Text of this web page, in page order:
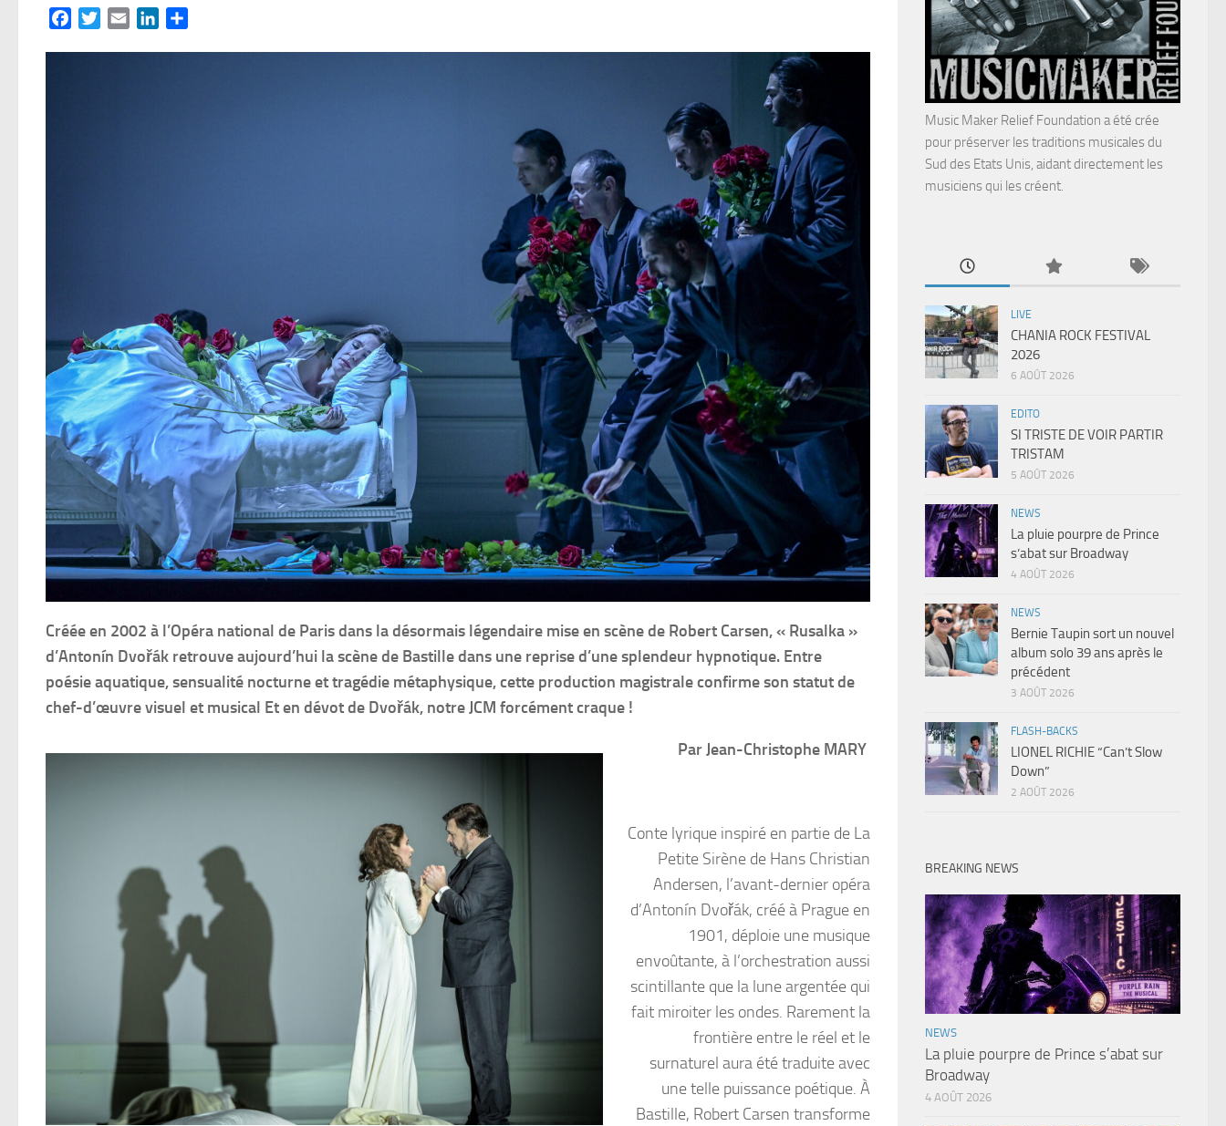
FacebookTwitterEmail LinkedIn
Créée en 2002 à l’Opéra national de Paris dans la désormais légendaire mise en scène de Robert Carsen, « Rusalka »
d’Antonín Dvořák retrouve aujourd’hui la scène de Bastille dans une reprise d’une splendeur hypnotique. Entre
poésie aquatique, sensualité nocturne et tragédie métaphysique, cette production magistrale confirme son statut de
chef-d’œuvre visuel et musical Et en dévot de Dvořák, notre JCM forcément craque !
Par Jean-Christophe MARY
Conte lyrique inspiré en partie de La
Petite Sirène de Hans Christian
Andersen, l’avant-dernier opéra
d’Antonín Dvořák, créé à Prague en
1901, déploie une musique
envoûtante, à l’orchestration aussi
scintillante que la lune argentée qui
fait miroiter les ondes. Rarement la
frontière entre le réel et le
surnaturel aura été traduite avec
une telle puissance poétique. À
Bastille, Robert Carsen transforme
Music Maker Relief Foundation a été crée
pour préserver les traditions musicales du
Sud des Etats Unis, aidant directement les
musiciens qui les créent.
LIVE
CHANIA ROCK FESTIVAL
2026
6 AOÛT 2026
EDITO
SI TRISTE DE VOIR PARTIR
TRISTAM
5 AOÛT 2026
NEWS
La pluie pourpre de Prince
s’abat sur Broadway
4 AOÛT 2026
NEWS
Bernie Taupin sort un nouvel
album solo 39 ans après le
précédent
3 AOÛT 2026
FLASH-BACKS
LIONEL RICHIE “Can’t Slow
Down”
2 AOÛT 2026
BREAKING NEWS
NEWS
La pluie pourpre de Prince s’abat sur
Broadway
4 AOÛT 2026